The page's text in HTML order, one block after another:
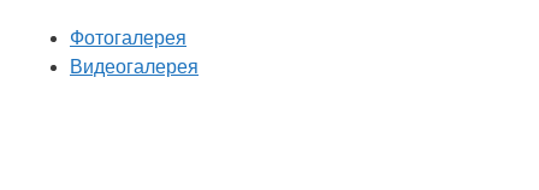
Фотогалерея
Видеогалерея